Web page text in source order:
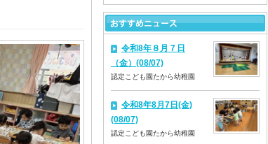
令和8年８月７日
（金）(08/07)
認定こども園たから幼稚園
令和8年8月7日(金)
(08/07)
認定こども園たから幼稚園